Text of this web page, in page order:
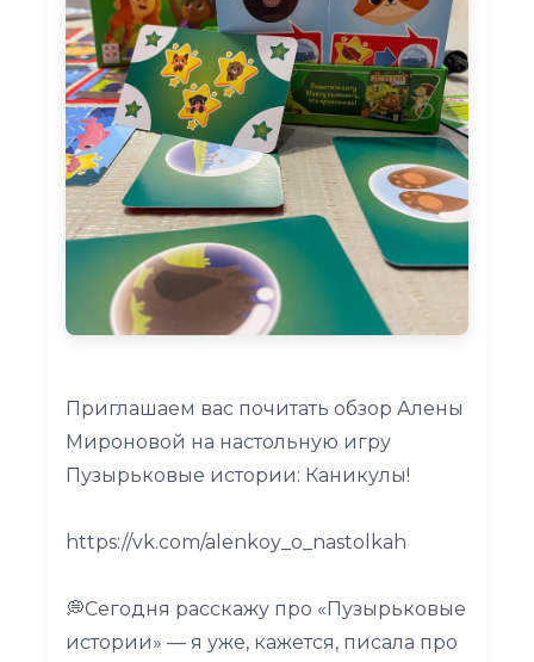
Приглашаем вас почитать обзор Алены
Мироновой на настольную игру
Пузырьковые истории: Каникулы!
https://vk.com/alenkoy_o_nastolkah
💭Сегодня расскажу про «Пузырьковые
истории» — я уже, кажется, писала про